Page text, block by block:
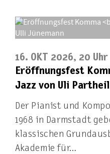
16. OKT 2026, 20 Uhr
Eröffnungsfest
Jazz von Uli
Der Pianist und
1968 in Darmstadt
klassischen
Akademie für…